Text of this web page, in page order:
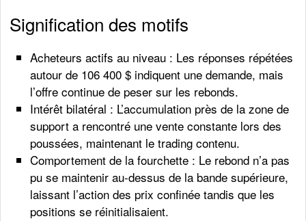
Signification des motifs
Acheteurs actifs au niveau : Les réponses répétées
autour de 106 400 $ indiquent une demande, mais
l’offre continue de peser sur les rebonds.
Intérêt bilatéral : L’accumulation près de la zone de
support a rencontré une vente constante lors des
poussées, maintenant le trading contenu.
Comportement de la fourchette : Le rebond n’a pas
pu se maintenir au-dessus de la bande supérieure,
laissant l’action des prix confinée tandis que les
positions se réinitialisaient.